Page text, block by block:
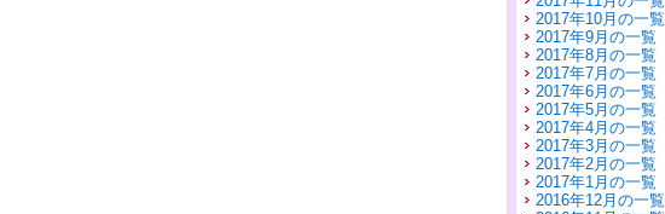
2017年10月の一覧
2017年9月の一覧
2017年8月の一覧
2017年7月の一覧
2017年6月の一覧
2017年5月の一覧
2017年4月の一覧
2017年3月の一覧
2017年2月の一覧
2017年1月の一覧
2016年12月の一覧